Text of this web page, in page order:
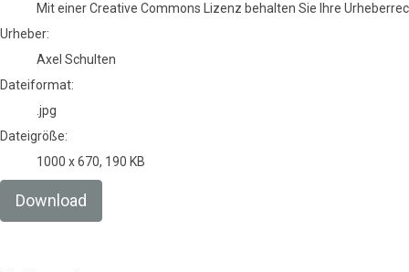
Mit einer Creative Commons Lizenz behalten Sie Ihre
Urheber:
Axel Schulten
Dateiformat:
.jpg
Dateigröße:
1000 x 670, 190 KB
Download